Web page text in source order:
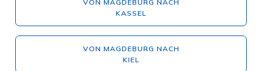
VON MAGDEBURG NACH
KASSEL
VON MAGDEBURG NACH
KIEL